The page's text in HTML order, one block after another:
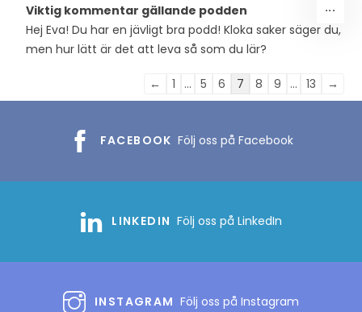
Viktig kommentar gällande podden
Hej Eva! Du har en jävligt bra podd! Kloka saker säger du,
men hur lätt är det att leva så som du lär?
...
Listnavigering
för
← 1 ... 5 6 7 8 9 ... 13 →
FACEBOOK Följ oss på Facebook
LINKEDIN Följ oss på LinkedIn
INSTAGRAM Följ oss på Instagram